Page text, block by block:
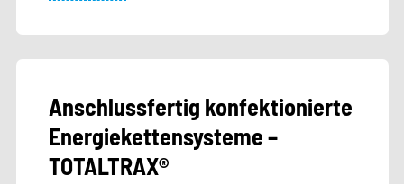
Anschlussfertig konfektionierte
Energiekettensysteme –
TOTALTRAX®